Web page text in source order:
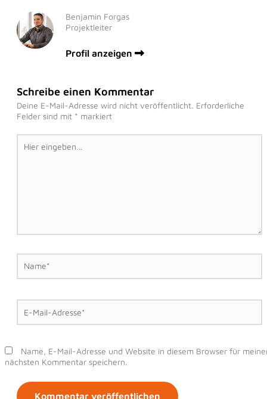
Benjamin Forgas
Projektleiter
Profil anzeigen
Schreibe einen Kommentar
Deine E-Mail-Adresse wird nicht veröffentlicht. Erforderliche
Felder sind mit * markiert
Hier
eingeben…
Name*
E-
Mail-
Adresse*
Name, E-Mail-Adresse und Website in diesem Browser für
nächsten Kommentar speichern.